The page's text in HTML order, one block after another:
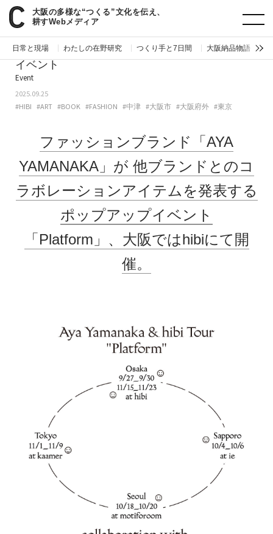
大阪の多様な“つくる”文化を伝え、
耕すWebメディア
日常と現場 わたしの在野研究 つくり手と7日間 大阪納品物語
paperC 今週のイベント
イベント
Event
2025.09.25
#HIBI #ART #BOOK #FASHION #中津 #大阪市 #大阪府外 #東京
ファッションブランド「AYA
YAMANAKA」が 他ブランドとのコ
ラボレーションアイテムを発表する
ポップアップイベント
「Platform」、大阪ではhibiにて開
催。